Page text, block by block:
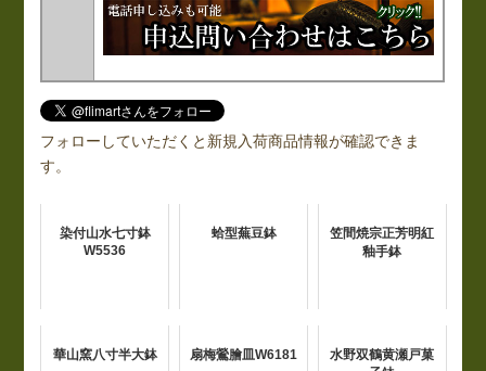
フォローしていただくと新規入荷商品情報が確認できま
す。
染付山水七寸鉢
W5536
蛤型蕪豆鉢
笠間焼宗正芳明紅
釉手鉢
華山窯八寸半大鉢 扇梅鶯膾皿W6181
水野双鶴黄瀬戸菓